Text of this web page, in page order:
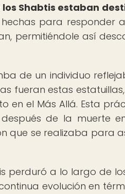
Shabtis estaban
para responder
permitiéndole así
de un individuo
fueran estas
en el Más Allá. Esta
de la muerte
que se realizaba para
perduró a lo largo de
evolución en